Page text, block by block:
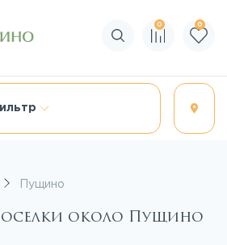
Поиск по сайту
0 0
Пущино
около Пущино